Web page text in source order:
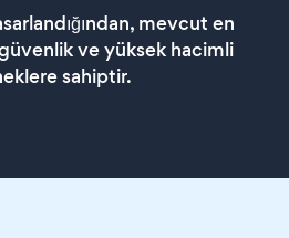
mevcut en
ve yüksek hacimli
sahiptir.